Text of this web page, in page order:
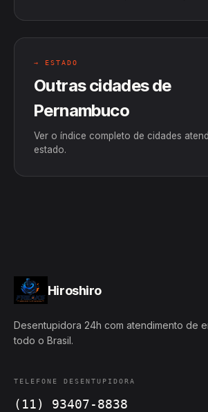
→ ESTADO
Outras cidades de
Pernambuco
Ver o índice completo de cidades
estado.
Hiroshiro
Desentupidora 24h com atendimento de
todo o Brasil.
TELEFONE DESENTUPIDORA
(11) 93407-8838